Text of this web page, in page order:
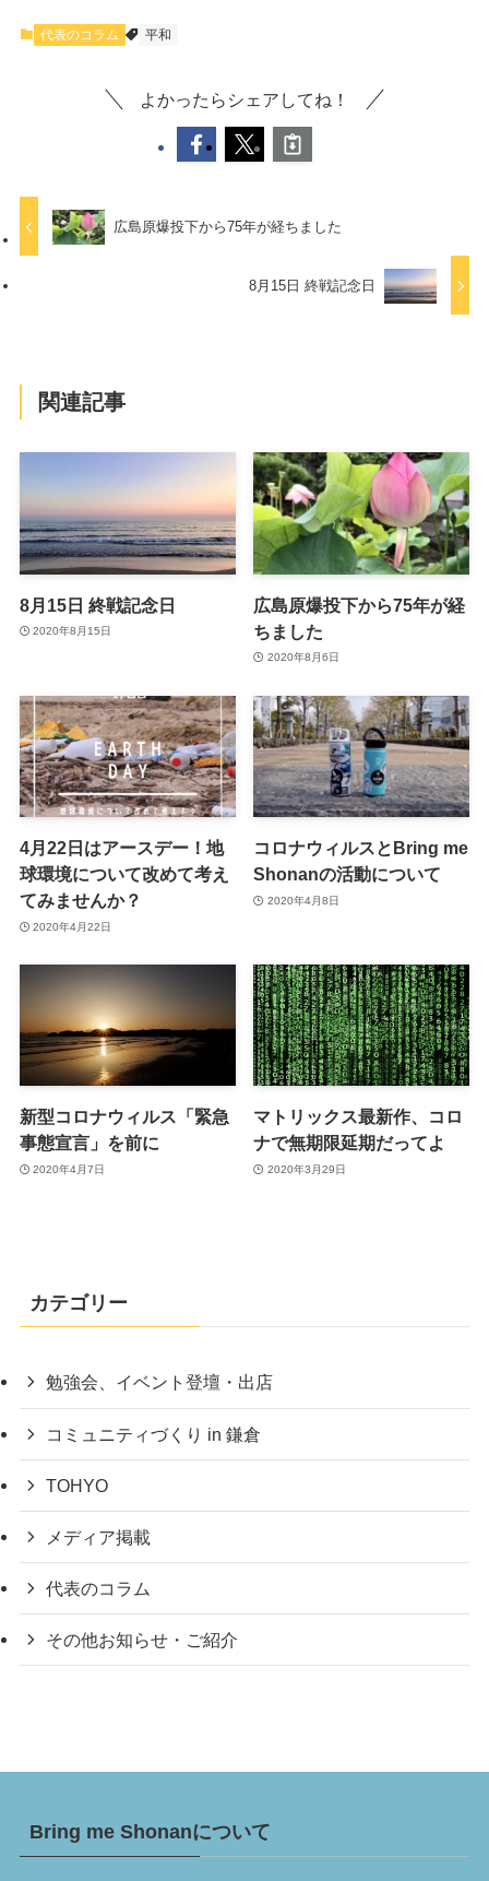
代表のコラム 平和
よかったらシェアしてね！
広島原爆投下から75年が経ちました
8月15日 終戦記念日
関連記事
8月15日 終戦記念日
2020年8月15日
広島原爆投下から75年が経
ちました
2020年8月6日
4月22日はアースデー！地
球環境について改めて考え
てみませんか？
2020年4月22日
コロナウィルスとBring me
Shonanの活動について
2020年4月8日
新型コロナウィルス「緊急
事態宣言」を前に
2020年4月7日
マトリックス最新作、コロ
ナで無期限延期だってよ
2020年3月29日
カテゴリー
勉強会、イベント登壇・出店
コミュニティづくり in 鎌倉
TOHYO
メディア掲載
代表のコラム
その他お知らせ・ご紹介
Bring me Shonanについて